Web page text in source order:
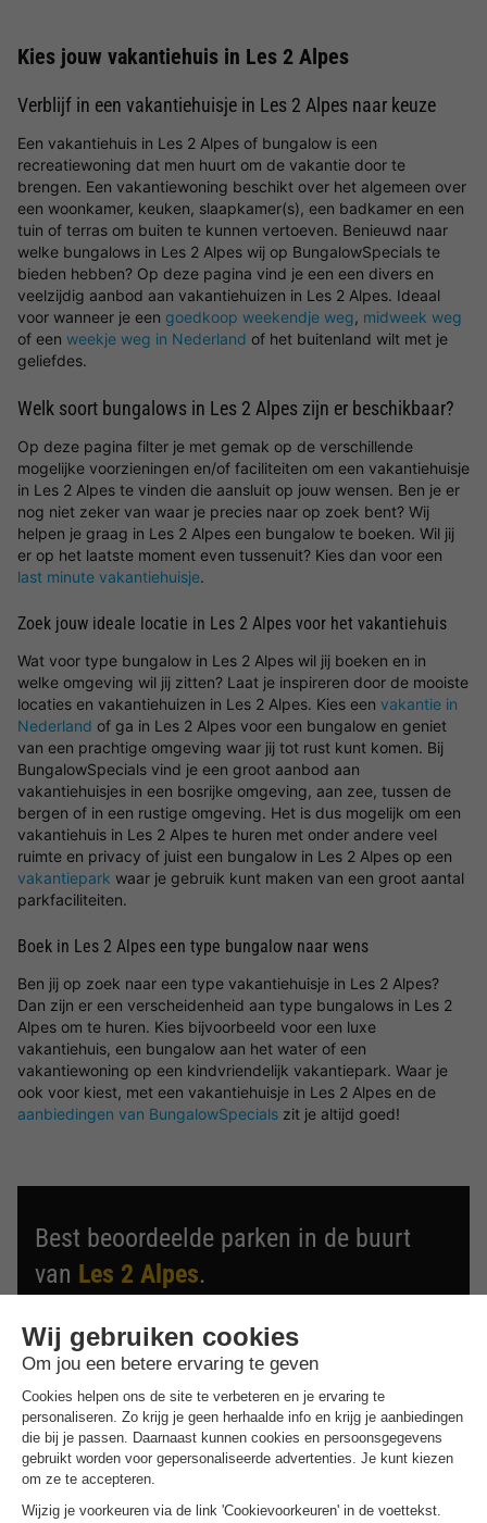
Kies jouw vakantiehuis in Les 2 Alpes
Verblijf in een vakantiehuisje in Les 2 Alpes naar keuze
Een vakantiehuis in Les 2 Alpes of bungalow is een
recreatiewoning dat men huurt om de vakantie door te
brengen. Een vakantiewoning beschikt over het algemeen over
een woonkamer, keuken, slaapkamer(s), een badkamer en een
tuin of terras om buiten te kunnen vertoeven. Benieuwd naar
welke bungalows in Les 2 Alpes wij op BungalowSpecials te
bieden hebben? Op deze pagina vind je een een divers en
veelzijdig aanbod aan vakantiehuizen in Les 2 Alpes. Ideaal
voor wanneer je een goedkoop weekendje weg, midweek weg
of een weekje weg in Nederland of het buitenland wilt met je
geliefdes.
Welk soort bungalows in Les 2 Alpes zijn er beschikbaar?
Op deze pagina filter je met gemak op de verschillende
mogelijke voorzieningen en/of faciliteiten om een vakantiehuisje
in Les 2 Alpes te vinden die aansluit op jouw wensen. Ben je er
nog niet zeker van waar je precies naar op zoek bent? Wij
helpen je graag in Les 2 Alpes een bungalow te boeken. Wil jij
er op het laatste moment even tussenuit? Kies dan voor een
last minute vakantiehuisje.
Zoek jouw ideale locatie in Les 2 Alpes voor het vakantiehuis
Wat voor type bungalow in Les 2 Alpes wil jij boeken en in
welke omgeving wil jij zitten? Laat je inspireren door de mooiste
locaties en vakantiehuizen in Les 2 Alpes. Kies een vakantie in
Nederland of ga in Les 2 Alpes voor een bungalow en geniet
van een prachtige omgeving waar jij tot rust kunt komen. Bij
BungalowSpecials vind je een groot aanbod aan
vakantiehuisjes in een bosrijke omgeving, aan zee, tussen de
bergen of in een rustige omgeving. Het is dus mogelijk om een
vakantiehuis in Les 2 Alpes te huren met onder andere veel
ruimte en privacy of juist een bungalow in Les 2 Alpes op een
vakantiepark waar je gebruik kunt maken van een groot aantal
parkfaciliteiten.
Boek in Les 2 Alpes een type bungalow naar wens
Ben jij op zoek naar een type vakantiehuisje in Les 2 Alpes?
Dan zijn er een verscheidenheid aan type bungalows in Les 2
Alpes om te huren. Kies bijvoorbeeld voor een luxe
vakantiehuis, een bungalow aan het water of een
vakantiewoning op een kindvriendelijk vakantiepark. Waar je
ook voor kiest, met een vakantiehuisje in Les 2 Alpes en de
aanbiedingen van BungalowSpecials zit je altijd goed!
Best beoordeelde parken in de buurt
van Les 2 Alpes.
die door onze gasten als beste zijn beoordeeld